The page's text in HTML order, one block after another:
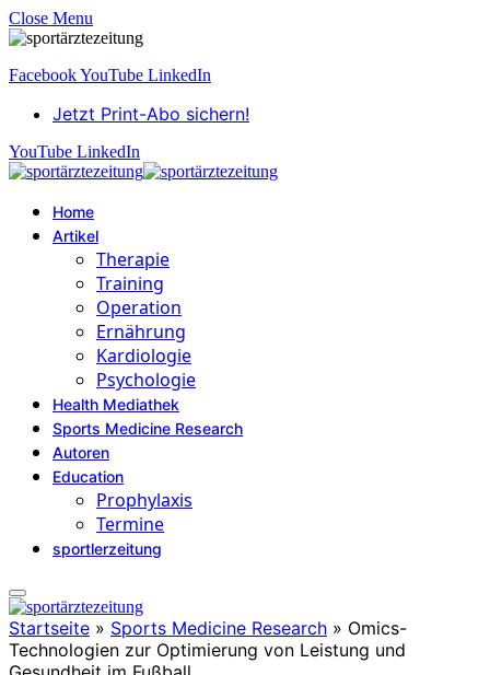
Close Menu
FacebookYouTube LinkedIn
Jetzt Print-Abo sichern!
YouTube LinkedIn
Home
Artikel
Therapie
Training
Operation
Ernährung
Kardiologie
Psychologie
Health Mediathek
Sports Medicine Research
Autoren
Education
Prophylaxis
Termine
sportlerzeitung
Startseite » Sports Medicine Research » Omics-
Technologien zur Optimierung von Leistung und